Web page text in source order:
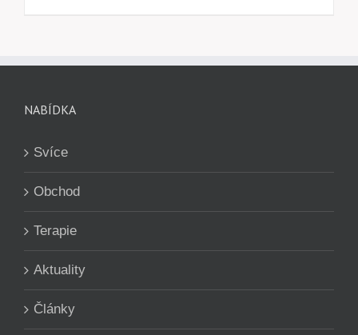
NABÍDKA
Svíce
Obchod
Terapie
Aktuality
Články